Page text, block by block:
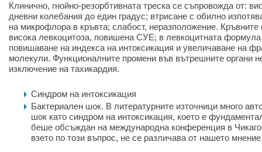
Клинично, гнойно-резорбтивната треска се съпровожда от:
дневни колебания до един градус; втрисане с обилно
на микрофлора в кръвта; слабост, неразположение. Кръвните
висока левкоцитоза, повишена СУЕ; в левкоцитната
повишаване на индекса на интоксикация и увеличаване на
молекули. Функционалните промени във вътрешните органи
изключение на тахикардия.
Синдром на интоксикация
Бактериален шок. В литературните източници много
шок като синдром на интоксикация, което е
беше обсъждан на международна конференция в Чикаго
взето по този въпрос, не се различава от нашето